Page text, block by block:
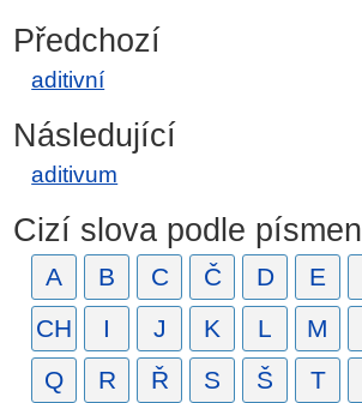
Předchozí
aditivní
Následující
aditivum
Cizí slova podle písmen
A B C Č D E
CH
I J K L M
Q
R Ř S Š T